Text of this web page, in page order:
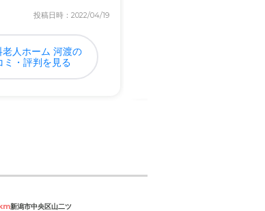
投稿日時：2022/04/19
人ホーム 河渡の
ミ・評判を見る
新潟市中央区山二ツ